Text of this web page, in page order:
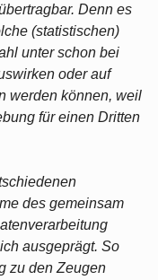
Denn es
(statistischen)
unter schon bei
oder auf
werden können, weil
für einen Dritten
des gemeinsam
ausgeprägt. So
zu den Zeugen